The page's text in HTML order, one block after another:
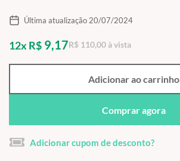
Última atualização 20/07/2024
12x R$ 9,17R$ 110,00 à vista
Adicionar ao carrinho
Comprar agora
Adicionar cupom de desconto?